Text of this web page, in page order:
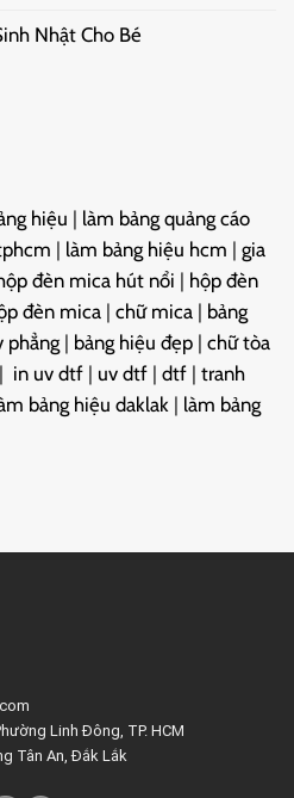
Nhật Cho Bé
hiệu | làm bảng quảng cáo
| làm bảng hiệu hcm | gia
đèn mica hút nổi | hộp đèn
đèn mica | chữ mica | bảng
phẳng | bảng hiệu đẹp | chữ tòa
| in uv dtf | uv dtf | dtf | tranh
bảng hiệu daklak | làm bảng
Linh Đông, TP. HCM
Tân An, Đắk Lắk